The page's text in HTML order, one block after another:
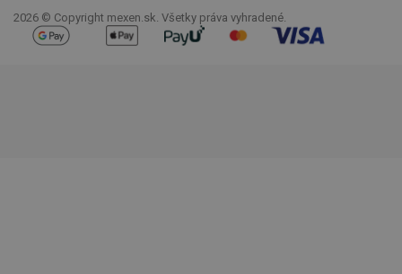
2026 © Copyright mexen.sk. Všetky práva vyhradené.